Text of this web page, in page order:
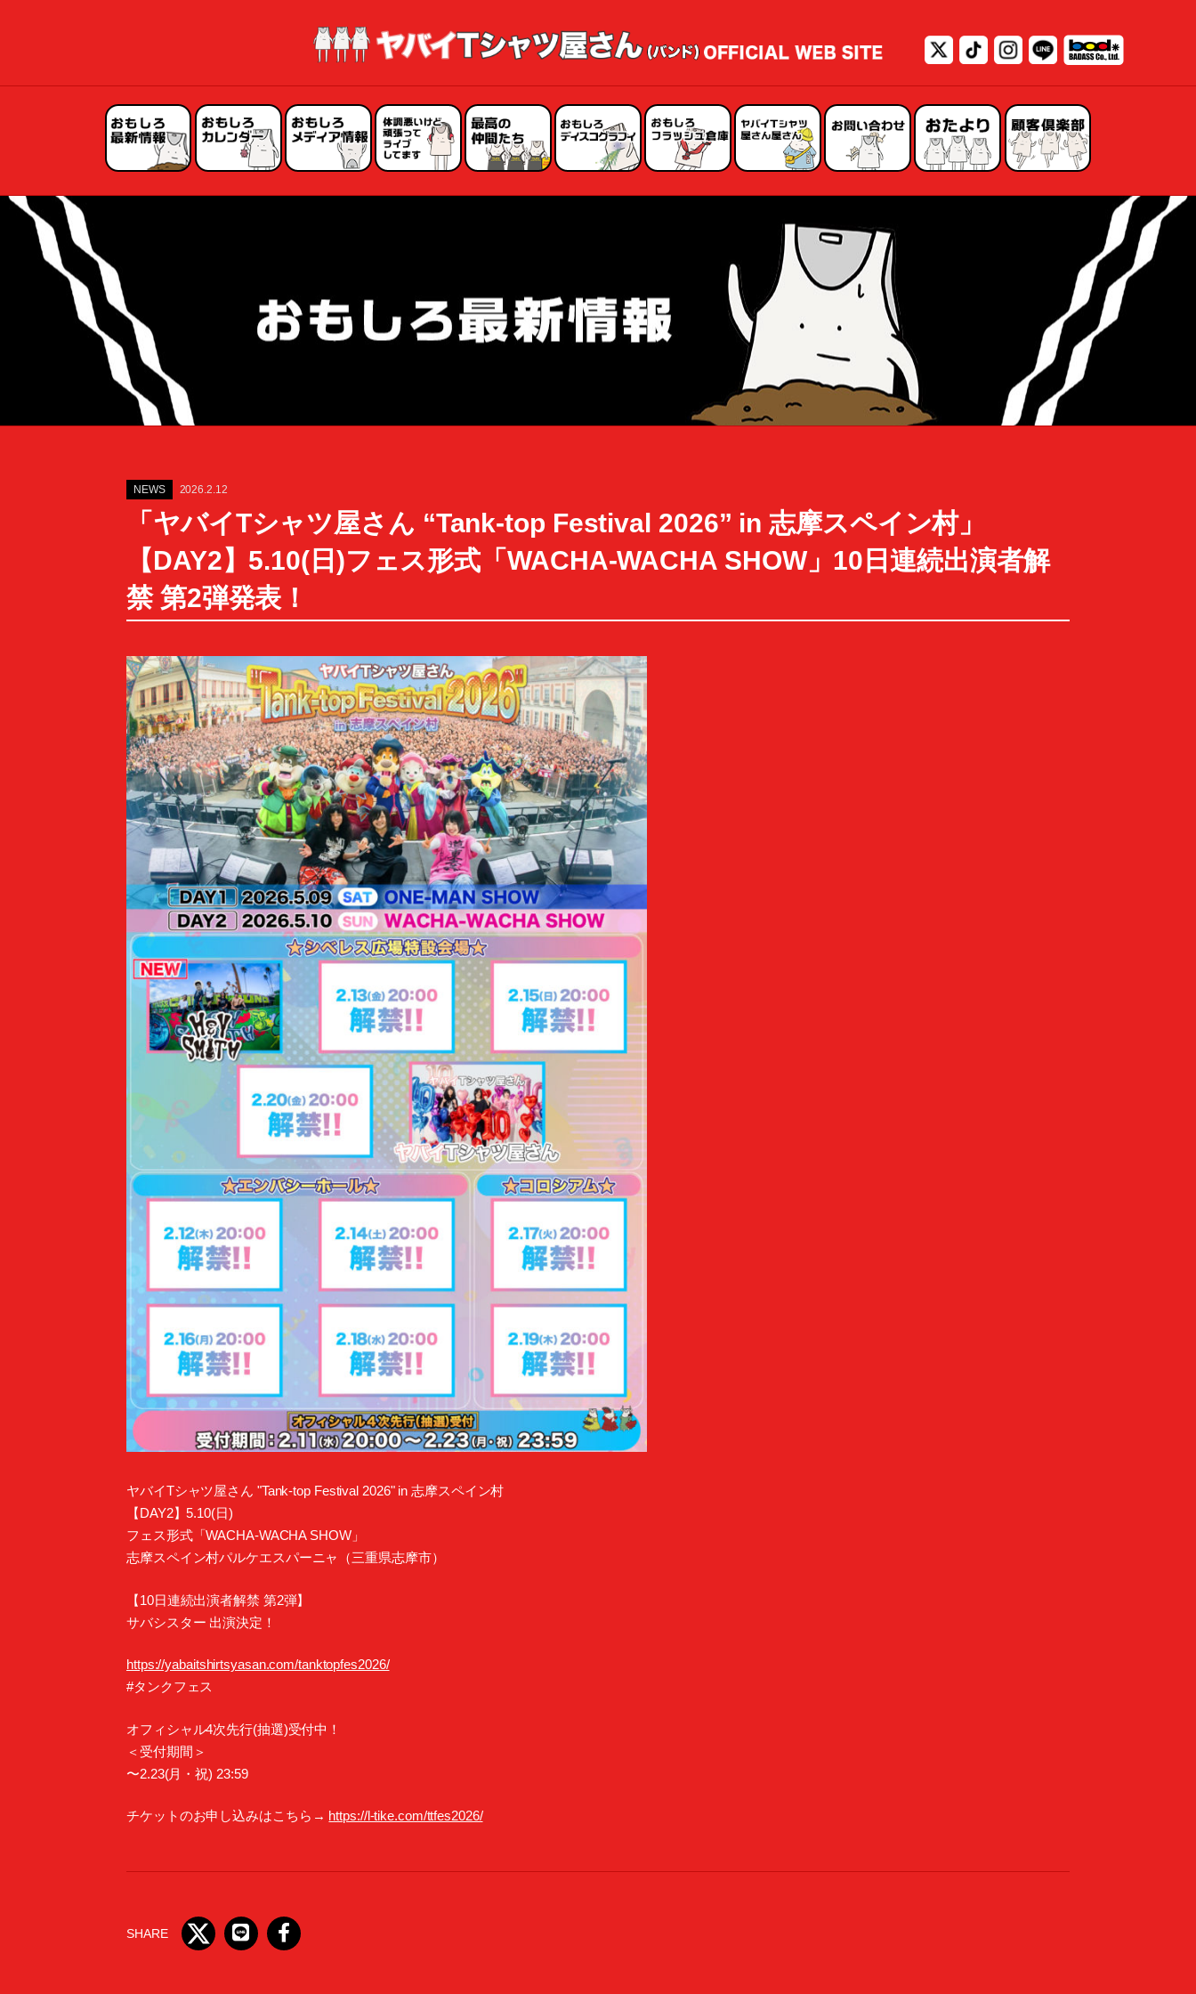
NEWS 2026.2.12
「ヤバイTシャツ屋さん “Tank-top Festival 2026” in 志摩スペイン村」
【DAY2】5.10(日)フェス形式「WACHA-WACHA SHOW」10日連続出演者解
禁 第2弾発表！
ヤバイTシャツ屋さん "Tank-top Festival 2026" in 志摩スペイン村
【DAY2】5.10(日)
フェス形式「WACHA-WACHA SHOW」
志摩スペイン村パルケエスパーニャ（三重県志摩市）
【10日連続出演者解禁 第2弾】
サバシスター 出演決定！
https://yabaitshirtsyasan.com/tanktopfes2026/
#タンクフェス
オフィシャル4次先行(抽選)受付中！
＜受付期間＞
〜2.23(月・祝) 23:59
チケットのお申し込みはこちら→ https://l-tike.com/ttfes2026/
SHARE